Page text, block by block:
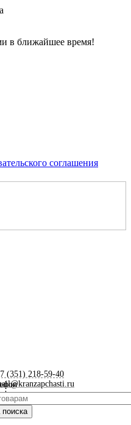
в ближайшее время!
соглашения
(351) 218-59-40